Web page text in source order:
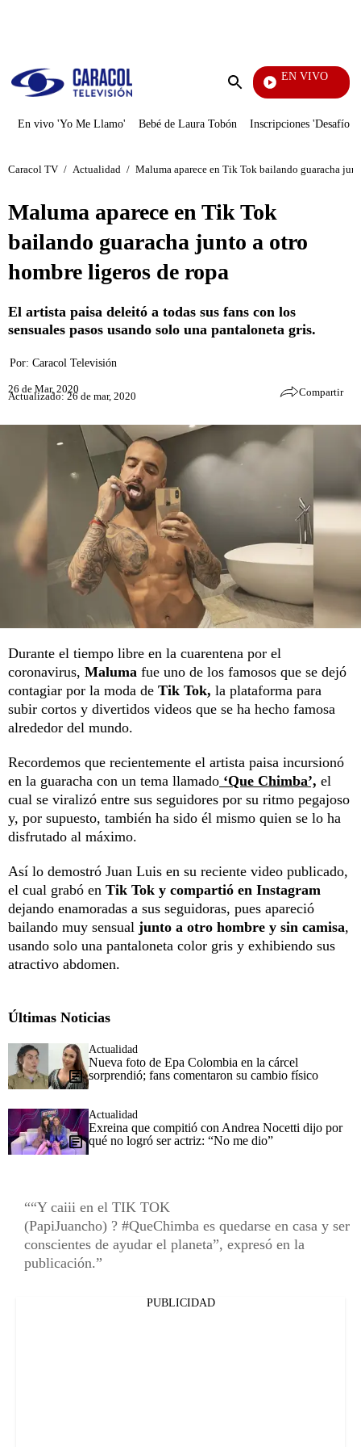
Enviar
EN VIVO
Yo Me Llamo
En vivo 'Yo Me Llamo' Bebé de Laura Tobón Inscripciones 'Desafío'
Caracol TV / Actualidad / Maluma aparece en Tik Tok bailando guaracha
Maluma aparece en Tik Tok
bailando guaracha junto a otro
hombre ligeros de ropa
El artista paisa deleitó a todas sus fans con los
sensuales pasos usando solo una pantaloneta gris.
Por: Caracol Televisión
26 de Mar, 2020
Actualizado: 26 de mar, 2020 Compartir
Durante el tiempo libre en la cuarentena por el
coronavirus, Maluma fue uno de los famosos que se dejó
contagiar por la moda de Tik Tok, la plataforma para
subir cortos y divertidos videos que se ha hecho famosa
alrededor del mundo.
Recordemos que recientemente el artista paisa incursionó
en la guaracha con un tema llamado ‘Que Chimba’, el
cual se viralizó entre sus seguidores por su ritmo pegajoso
y, por supuesto, también ha sido él mismo quien se lo ha
disfrutado al máximo.
Así lo demostró Juan Luis en su reciente video publicado,
el cual grabó en Tik Tok y compartió en Instagram
dejando enamoradas a sus seguidoras, pues apareció
bailando muy sensual junto a otro hombre y sin camisa,
usando solo una pantaloneta color gris y exhibiendo sus
atractivo abdomen.
Últimas Noticias
Actualidad
Nueva foto de Epa Colombia en la cárcel
sorprendió; fans comentaron su cambio físico
Actualidad
Exreina que compitió con Andrea Nocetti dijo por
qué no logró ser actriz: “No me dio”
“Y caiii en el TIK TOK
(PapiJuancho) ? #QueChimba es quedarse en casa y ser
conscientes de ayudar el planeta”, expresó en la
publicación.
PUBLICIDAD